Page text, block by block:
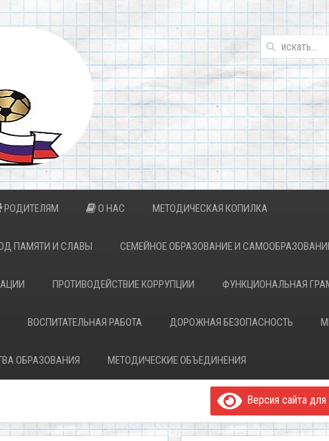
РОДИТЕЛЯМ О НАС МЕТОДИЧЕСКАЯ КОПИЛКА
ПАМЯТИ И СЛАВЫ СЕМЕЙНОЕ ОБРАЗОВАНИЕ И
ПРОТИВОДЕЙСТВИЕ КОРРУПЦИИ ФУНКЦИОНАЛЬНАЯ
ВОСПИТАТЕЛЬНАЯ РАБОТА ДОРОЖНАЯ БЕЗОПАСНОСТЬ
ОБРАЗОВАНИЯ МЕТОДИЧЕСКИЕ ОБЪЕДИНЕНИЯ
Версия сайта